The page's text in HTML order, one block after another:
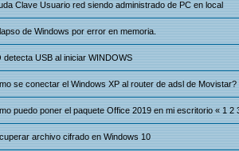
Clave Usuario red siendo administrado de PC en local
de Windows por error en memoria.
detecta USB al iniciar WINDOWS
se conectar el Windows XP al router de adsl de Movistar?
puedo poner el paquete Office 2019 en mi escritorio «1 2
archivo cifrado en Windows 10